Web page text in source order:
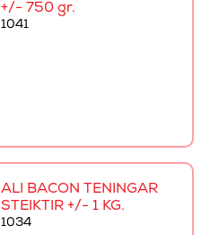
+/- 750 gr.
1041
ALI BACON TENINGAR
STEIKTIR +/- 1 KG.
1034